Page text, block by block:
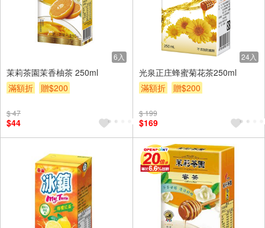
6入
茉莉茶園茉香柚茶 250ml
滿額折
贈$200
$ 47
$44
24入
光泉正庄蜂蜜菊花茶250ml
滿額折
贈$200
$ 199
$169